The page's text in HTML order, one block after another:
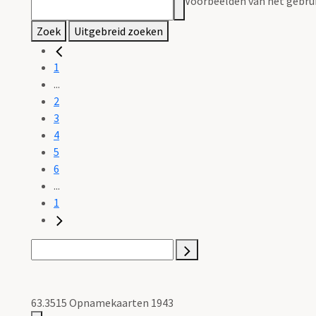
Zoek Uitgebreid zoeken
1
...
2
3
4
5
6
...
1
63.3515 Opnamekaarten 1943